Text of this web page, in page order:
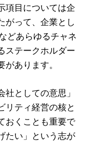
項目については企
がって、企業とし
どあらゆるチャネ
ステークホルダー
あります。
としての意思」
リティ経営の核と
おくことも重要で
たい」という志が